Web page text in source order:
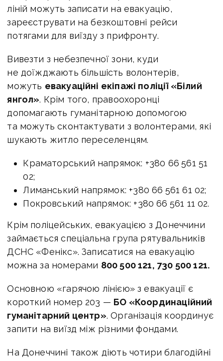
ліній можуть записати на евакуацію,
зареєструвати на безкоштовні рейси
потягами для виїзду з прифронту.
Вивезти з небезпечної зони, куди
не доїжджають більшість волонтерів,
можуть евакуаційні екіпажі поліції «Білий
янгол». Крім того, правоохоронці
допомагають гуманітарною допомогою
та можуть сконтактувати з волонтерами, які
шукають житло переселенцям.
Краматорський напрямок: +380 66 561 51
02;
Лиманський напрямок: +380 66 561 61 02;
Покровський напрямок: +380 66 561 11 02.
Крім поліцейських, евакуацією з Донеччини
займається спеціальна група рятувальників
ДСНС «Фенікс». Записатися на евакуацію
можна за номерами 800 500 121, 730 500 121.
Основною «гарячою лінією» з евакуації є
короткий номер 203 — БО «Координаційний
гуманітарний центр». Організація координує
запити на виїзд між різними фондами.
На Донеччині також діють чотири благодійні